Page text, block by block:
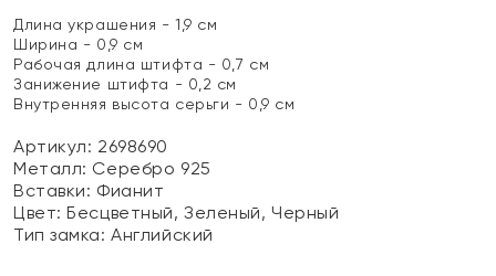
Длина украшения - 1,9 см
Ширина - 0,9 см
Рабочая длина штифта - 0,7 см
Занижение штифта - 0,2 см
Внутренняя высота серьги - 0,9 см
Артикул: 2698690
Металл: Серебро 925
Вставки: Фианит
Цвет:Бесцветный, Зеленый, Черный
Тип замка:Английский